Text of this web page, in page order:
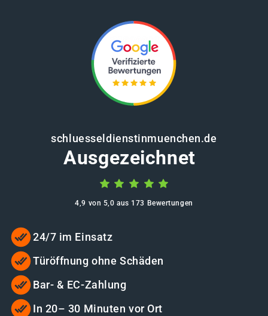
schluesseldienstinmuenchen.de
Ausgezeichnet
4,9 von 5,0 aus 173 Bewertungen
24/7 im Einsatz
Türöffnung ohne Schäden
Bar- & EC-Zahlung
In 20– 30 Minuten vor Ort